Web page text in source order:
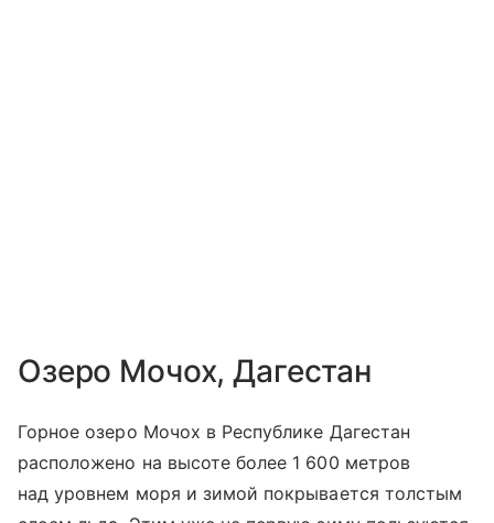
Озеро Мочох, Дагестан
Горное озеро Мочох в Республике Дагестан
расположено на высоте более 1 600 метров
над уровнем моря и зимой покрывается толстым